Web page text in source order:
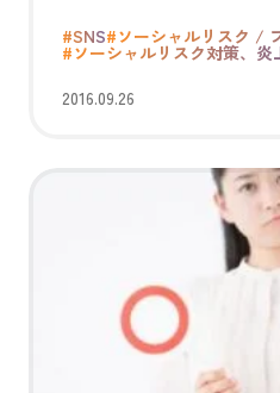
#SNS#ソーシャルリスク /
#ソーシャルリスク対策、炎
2016.09.26